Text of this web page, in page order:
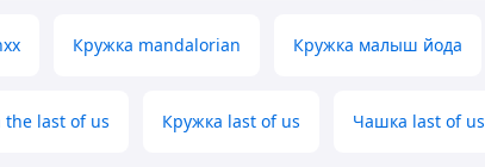
Кружка mandalorian Кружка малыш йода
last of us Кружка last of us Чашка last of us